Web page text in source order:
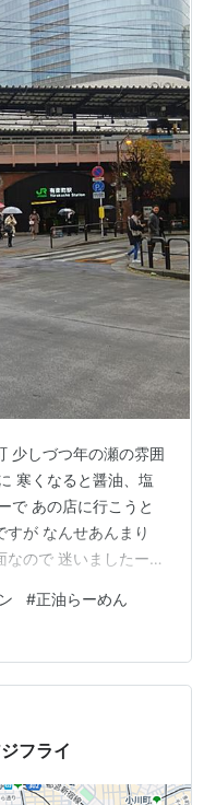
少しづつ年の瀬の雰囲
寒くなると醤油、塩
で あの店に行こうと
すが なんせあんまり
なので 迷いましたー
お店は ここ にあるわ
ちらのお店 旭川ラー
たくなるんだよなー
ーメンだわー なんで
じゃなくて正油…
#正油らーめん
フライ